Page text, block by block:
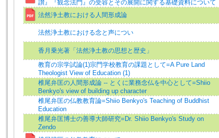
讃』『観念法門』の受容とその展開に関する基礎資料について
法然浄土教における人間形成論
法然浄土教における念と声につい
香月乗光著「法然浄土教の思想と歴史」
教育の宗学試論(1)宗門学校教育の課題として=A Pure Land
Theologist View of Education (1)
椎尾弁匡の人間形成論 -- とくに業務念仏を中心として=Shiio
Benkyo's view of building up character
椎尾弁匡の仏教教育論=Shiio Benkyo's Teaching of Buddhist
Education
椎尾弁匡博士の善導大師研究=Dr. Shiio Benkyo's Study on
Zendo